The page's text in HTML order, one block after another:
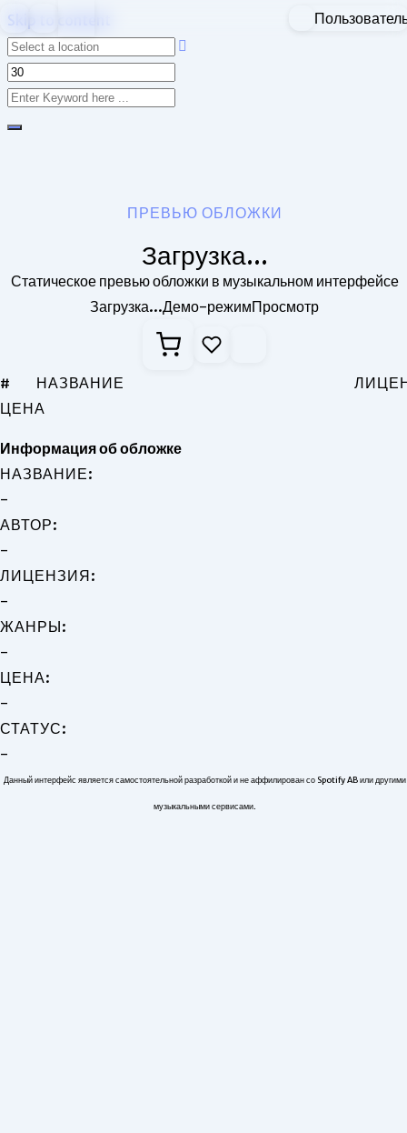
Skip to content
ПРЕВЬЮ ОБЛОЖКИ
Загрузка...
Статическое превью обложки в музыкальном интерфейсе
Загрузка...Демо-режимПросмотр
# НАЗВАНИЕ
ЦЕНА
Информация об обложке
НАЗВАНИЕ:
-
АВТОР:
-
ЛИЦЕНЗИЯ:
-
ЖАНРЫ:
-
ЦЕНА:
-
СТАТУС:
-
Данный интерфейс является самостоятельной разработкой и не аффилирован со Spotify AB или другими
музыкальными сервисами.